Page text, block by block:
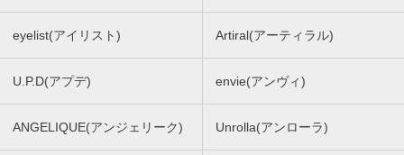
eyelist(アイリスト) Artiral(アーティラル)
U.P.D(アプデ) envie(アンヴィ)
ANGELIQUE(アンジェリーク) Unrolla(アンローラ)